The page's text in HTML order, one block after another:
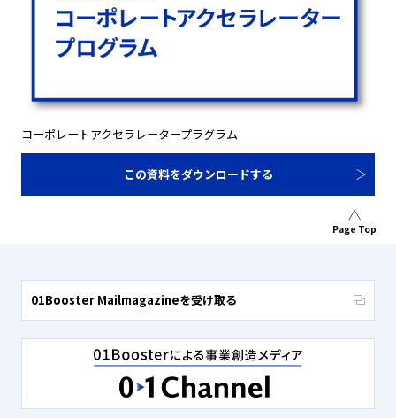
コーポレートアクセラレータープラグラム
この資料をダウンロードする
Page Top
01Booster Mailmagazineを受け取る